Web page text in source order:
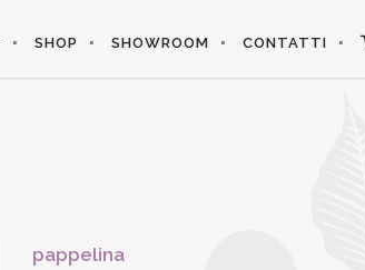
SHOP SHOWROOM CONTATTI
pappelina